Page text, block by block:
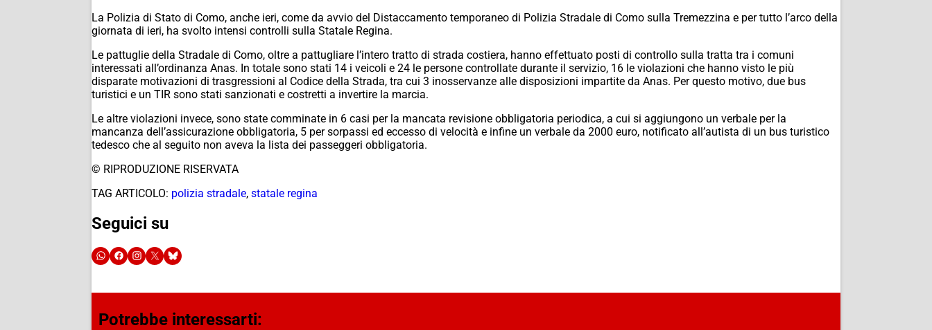
La Polizia di Stato di Como, anche ieri, come da avvio del Distaccamento temporaneo di Polizia Stradale di Como sulla Tremezzina e per tutto l’arco della
giornata di ieri, ha svolto intensi controlli sulla Statale Regina.
Le pattuglie della Stradale di Como, oltre a pattugliare l’intero tratto di strada costiera, hanno effettuato posti di controllo sulla tratta tra i comuni
interessati all’ordinanza Anas. In totale sono stati 14 i veicoli e 24 le persone controllate durante il servizio, 16 le violazioni che hanno visto le più
disparate motivazioni di trasgressioni al Codice della Strada, tra cui 3 inosservanze alle disposizioni impartite da Anas. Per questo motivo, due bus
turistici e un TIR sono stati sanzionati e costretti a invertire la marcia.
Le altre violazioni invece, sono state comminate in 6 casi per la mancata revisione obbligatoria periodica, a cui si aggiungono un verbale per la
mancanza dell’assicurazione obbligatoria, 5 per sorpassi ed eccesso di velocità e infine un verbale da 2000 euro, notificato all’autista di un bus turistico
tedesco che al seguito non aveva la lista dei passeggeri obbligatoria.
© RIPRODUZIONE RISERVATA
TAG ARTICOLO: polizia stradale, statale regina
Seguici su
Potrebbe interessarti: